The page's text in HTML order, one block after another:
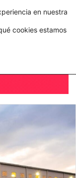
Nueva Ley Aduanera eleva el costo de los errores documentales
en nuestra
cookies estamos